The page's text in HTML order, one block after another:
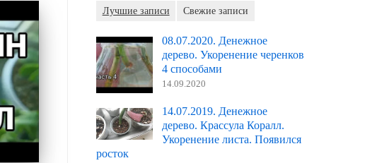
Лучшие записи Свежие записи
08.07.2020. Денежное
дерево. Укоренение черенков
4 способами
14.09.2020
14.07.2019. Денежное
дерево. Крассула Коралл.
Укоренение листа. Появился
росток